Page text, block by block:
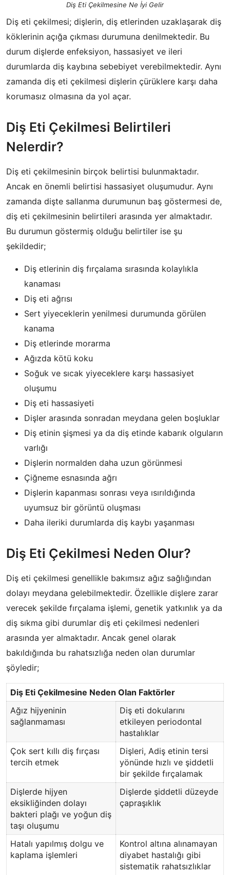
Diş Eti Çekilmesine Ne İyi Gelir
Diş eti çekilmesi; dişlerin, diş etlerinden uzaklaşarak diş
köklerinin açığa çıkması durumuna denilmektedir. Bu
durum dişlerde enfeksiyon, hassasiyet ve ileri
durumlarda diş kaybına sebebiyet verebilmektedir. Aynı
zamanda diş eti çekilmesi dişlerin çürüklere karşı daha
korumasız olmasına da yol açar.
Diş Eti Çekilmesi Belirtileri
Nelerdir?
Diş eti çekilmesinin birçok belirtisi bulunmaktadır.
Ancak en önemli belirtisi hassasiyet oluşumudur. Aynı
zamanda dişte sallanma durumunun baş göstermesi de,
diş eti çekilmesinin belirtileri arasında yer almaktadır.
Bu durumun göstermiş olduğu belirtiler ise şu
şekildedir;
Diş etlerinin diş fırçalama sırasında kolaylıkla
kanaması
Diş eti ağrısı
Sert yiyeceklerin yenilmesi durumunda görülen
kanama
Diş etlerinde morarma
Ağızda kötü koku
Soğuk ve sıcak yiyeceklere karşı hassasiyet
oluşumu
Diş eti hassasiyeti
Dişler arasında sonradan meydana gelen boşluklar
Diş etinin şişmesi ya da diş etinde kabarık olguların
varlığı
Dişlerin normalden daha uzun görünmesi
Çiğneme esnasında ağrı
Dişlerin kapanması sonrası veya ısırıldığında
uyumsuz bir görüntü oluşması
Daha ileriki durumlarda diş kaybı yaşanması
Diş Eti Çekilmesi Neden Olur?
Diş eti çekilmesi genellikle bakımsız ağız sağlığından
dolayı meydana gelebilmektedir. Özellikle dişlere zarar
verecek şekilde fırçalama işlemi, genetik yatkınlık ya da
diş sıkma gibi durumlar diş eti çekilmesi nedenleri
arasında yer almaktadır. Ancak genel olarak
bakıldığında bu rahatsızlığa neden olan durumlar
şöyledir;
Diş Eti Çekilmesine Neden Olan Faktörler
Ağız hijyeninin
sağlanmaması
Diş eti dokularını
etkileyen periodontal
hastalıklar
Çok sert kıllı diş fırçası
tercih etmek
Dişleri, Adiş etinin tersi
yönünde hızlı ve şiddetli
bir şekilde fırçalamak
Dişlerde hijyen
eksikliğinden dolayı
bakteri plağı ve yoğun diş
taşı oluşumu
Dişlerde şiddetli düzeyde
çapraşıklık
Hatalı yapılmış dolgu ve
kaplama işlemleri
Kontrol altına alınamayan
diyabet hastalığı gibi
sistematik rahatsızlıklar